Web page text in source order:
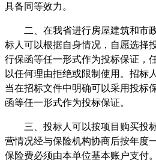
具备同等效力。
二、在我省进行房屋建筑和市
标人可以根据自身情况，自愿选择
行保函等任一形式作为投标保证，
以任何理由拒绝或限制使用。招标
当在招标文件中明确可以采用投标
函等任一形式作为投标保证。
三、投标人可以按项目购买投
营情况经与保险机构协商后按年度
保险费必须由本单位基本账户支付。